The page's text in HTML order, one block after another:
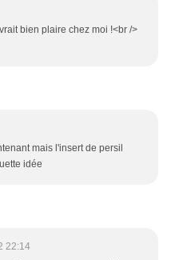
bien plaire chez moi !<br />
mais l'insert de persil
idée
22:14